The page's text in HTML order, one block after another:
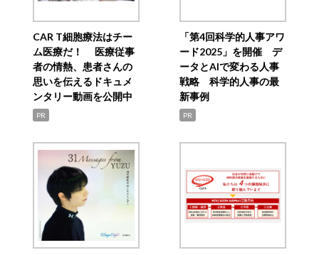
CAR T細胞療法はチー
ム医療だ！ 医療従事
者の情熱、患者さんの
思いを伝えるドキュメ
ンタリー動画を公開中
PR
「第4回科学的人事アワ
ード2025」を開催 デ
ータとAIで変わる人事
戦略 科学的人事の最
新事例
PR